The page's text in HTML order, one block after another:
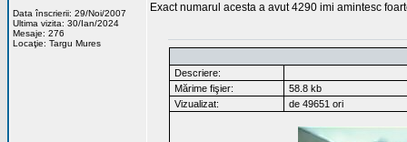
Data înscrierii: 29/Noi/2007
Ultima vizita: 30/Ian/2024
Mesaje: 276
Locaţie: Targu Mures
Exact numarul acesta a avut 4290 imi amintesc
Descriere:
Mărime fişier:
58.8 kb
Vizualizat:
de 49651 ori